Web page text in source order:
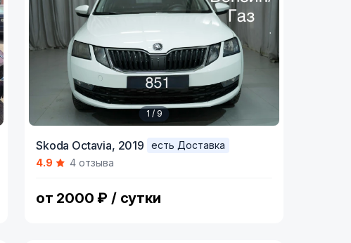
of
1 / 9
Skoda Octavia, 2019
есть Доставка
4.9
4 отзыва
от 2000 ₽ / сутки